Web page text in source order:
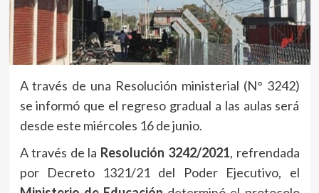
A través de una Resolución ministerial (N° 3242)
se informó que el regreso gradual a las aulas será
desde este miércoles 16 de junio.
A través de la Resolución 3242/2021, refrendada
por Decreto 1321/21 del Poder Ejecutivo, el